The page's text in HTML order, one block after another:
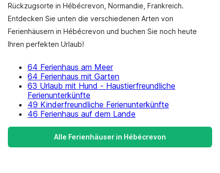
Rückzugsorte in Hébécrevon, Normandie, Frankreich.
Entdecken Sie unten die verschiedenen Arten von
Ferienhäusern in Hébécrevon und buchen Sie noch heute
Ihren perfekten Urlaub!
64 Ferienhaus am Meer
64 Ferienhaus mit Garten
63 Urlaub mit Hund - Haustierfreundliche
Ferienunterkünfte
49 Kinderfreundliche Ferienunterkünfte
46 Ferienhaus auf dem Lande
Alle Ferienhäuser in Hébécrevon